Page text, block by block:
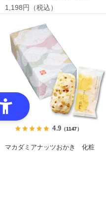
1,198円（税込）
4.9 （1147）
マカダミアナッツおかき 化粧